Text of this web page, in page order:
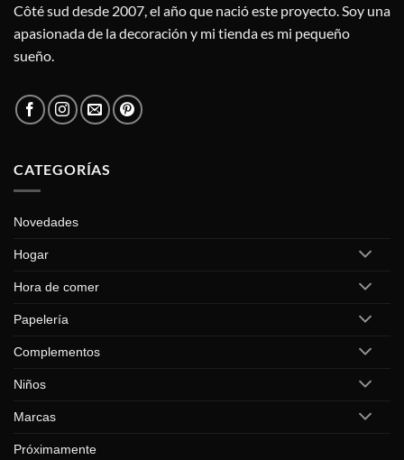
Côté sud desde 2007, el año que nació este proyecto. Soy una
apasionada de la decoración y mi tienda es mi pequeño
sueño.
CATEGORÍAS
Novedades
Hogar
Hora de comer
Papelería
Complementos
Niños
Marcas
Próximamente